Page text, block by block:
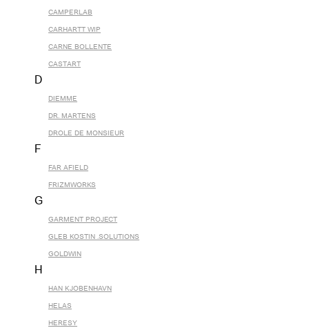
CAMPERLAB
CARHARTT WIP
CARNE BOLLENTE
CASTART
D
DIEMME
DR. MARTENS
DROLE DE MONSIEUR
F
FAR AFIELD
FRIZMWORKS
G
GARMENT PROJECT
GLEB KOSTIN .SOLUTIONS
GOLDWIN
H
HAN KJOBENHAVN
HELAS
HERESY